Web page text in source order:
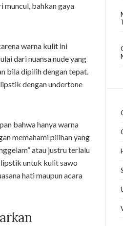
muncul, bahkan gaya
warna kulit ini
dari nuansa nude yang
bila dipilih dengan tepat.
dengan undertone
bahwa hanya warna
memahami pilihan yang
atau justru terlalu
untuk kulit sawo
hati maupun acara